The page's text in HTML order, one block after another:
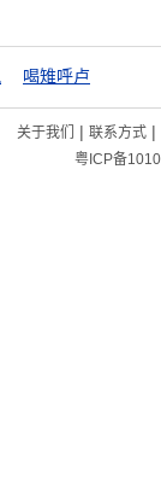
喝雉呼卢
关于我们 | 联系方式|
粤ICP备